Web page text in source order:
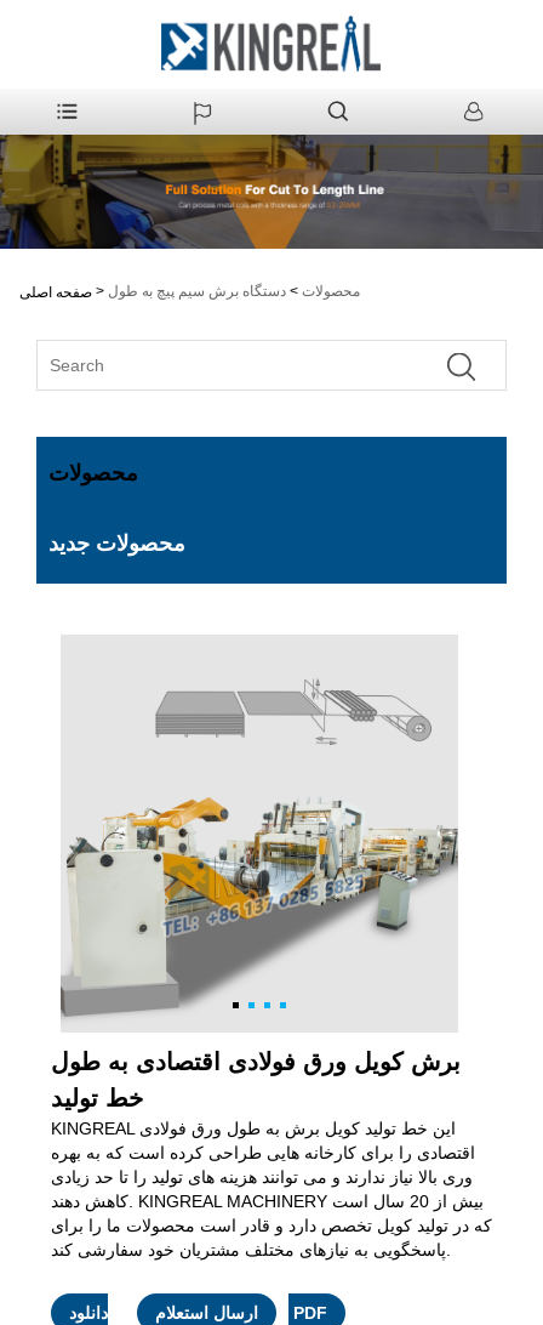
صفحه اصلی > محصولات > دستگاه برش سیم پیچ به طول
محصولات
محصولات جدید
برش کویل ورق فولادی اقتصادی به طول
خط تولید
KINGREAL این خط تولید کویل برش به طول ورق فولادی
اقتصادی را برای کارخانه هایی طراحی کرده است که به بهره
وری بالا نیاز ندارند و می توانند هزینه های تولید را تا حد زیادی
کاهش دهند. KINGREAL MACHINERY بیش از 20 سال است
که در تولید کویل تخصص دارد و قادر است محصولات ما را برای
ارسال استعلام دانلود PDF